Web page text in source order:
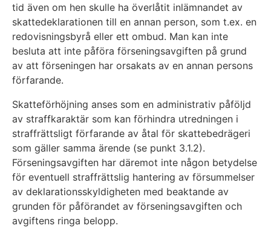
tid även om hen skulle ha överlåtit inlämnandet av
skattedeklarationen till en annan person, som t.ex. en
redovisningsbyrå eller ett ombud. Man kan inte
besluta att inte påföra förseningsavgiften på grund
av att förseningen har orsakats av en annan persons
förfarande.
Skatteförhöjning anses som en administrativ påföljd
av straffkaraktär som kan förhindra utredningen i
straffrättsligt förfarande av åtal för skattebedrägeri
som gäller samma ärende (se punkt 3.1.2).
Förseningsavgiften har däremot inte någon betydelse
för eventuell straffrättslig hantering av försummelser
av deklarationsskyldigheten med beaktande av
grunden för påförandet av förseningsavgiften och
avgiftens ringa belopp.